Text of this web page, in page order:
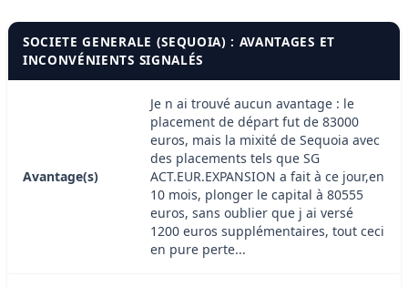
SOCIETE GENERALE (SEQUOIA) : AVANTAGES ET
INCONVÉNIENTS SIGNALÉS
Avantage(s)
Je n ai trouvé aucun avantage : le
placement de départ fut de 83000
euros, mais la mixité de Sequoia avec
des placements tels que SG
ACT.EUR.EXPANSION a fait à ce jour,en
10 mois, plonger le capital à 80555
euros, sans oublier que j ai versé
1200 euros supplémentaires, tout ceci
en pure perte...